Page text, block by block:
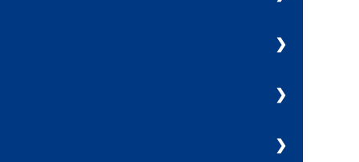
sostitutive di atto di notorietà
elettorali